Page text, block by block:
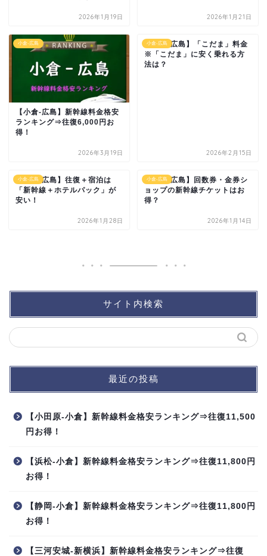
2026年1月19日 2026年1月21日
小倉-広島
【小倉-広島】新幹線料金格安
ランキング⇒往復6,000円お
得！
2026年3月19日
小倉-広島
【小倉-広島】「こだま」料金
※「こだま」に安く乗れる方
法は？
2026年2月15日
小倉-広島
【小倉-広島】往復＋宿泊は
「新幹線＋ホテルパック」が
安い！
2026年1月28日
小倉-広島
【小倉-広島】回数券・金券シ
ョップの新幹線チケットはお
得？
2026年1月14日
サイト内検索
最近の投稿
【小田原-小倉】新幹線料金格安ランキング⇒往復11,500
円お得！
【浜松-小倉】新幹線料金格安ランキング⇒往復11,800円
お得！
【静岡-小倉】新幹線料金格安ランキング⇒往復11,800円
お得！
【三河安城-新横浜】新幹線料金格安ランキング⇒往復